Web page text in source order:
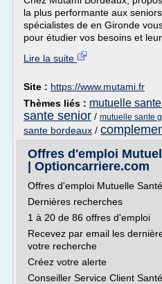
la plus performante aux
spécialistes de en Gironde
pour étudier vos besoins et
Lire la suite
Site : https://www.mutami.fr
Thèmes liés : mutuelle
sante senior / mutuelle sante
sante bordeaux /
Offres d'emploi
| Optioncarriere.com
Offres d'emploi Mutuelle
Dernières recherches
1 à 20 de 86 offres d'emploi
Recevez par email les
votre recherche
Créez votre alerte
Conseiller Service Client